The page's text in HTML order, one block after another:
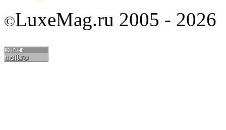
©LuxeMag.ru 2005 - 2026